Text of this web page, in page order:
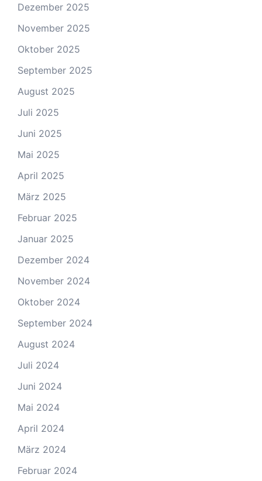
Dezember 2025
November 2025
Oktober 2025
September 2025
August 2025
Juli 2025
Juni 2025
Mai 2025
April 2025
März 2025
Februar 2025
Januar 2025
Dezember 2024
November 2024
Oktober 2024
September 2024
August 2024
Juli 2024
Juni 2024
Mai 2024
April 2024
März 2024
Februar 2024